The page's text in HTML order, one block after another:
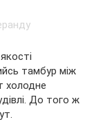
тамбур між
холодне
До того ж